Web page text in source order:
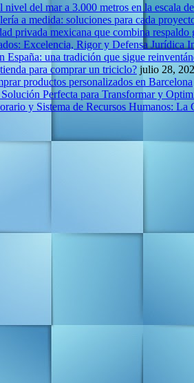
nivel del mar a 3.000 metros en la escala
a medida: soluciones para cada
privada mexicana que combina respaldo
Excelencia, Rigor y Defensa Jurídica
España: una tradición que sigue
para comprar un triciclo? julio 28,
productos personalizados en Barcelona
Perfecta para Transformar y
y Sistema de Recursos Humanos: La